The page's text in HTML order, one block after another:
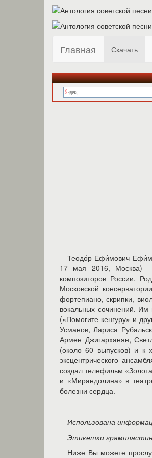
Главная Скачать
Теодо́р Ефи́мович
17 мая 2016, Москва) —
композиторов России.
Московской
фортепиано, скрипки,
вокальных сочинений. Им
(«Помогите кенгуру» и
Усманов, Лариса
Армен Джигарханян,
(около 60 выпусков) и к
эксцентрического
создал телефильм
и «Мирандолина» в
болезни сердца.
Использована
Этикетки
Ниже Вы можете